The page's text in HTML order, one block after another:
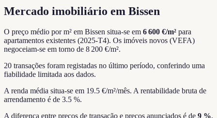
Mercado imobiliário em Bissen
O preço médio por m² em Bissen situa-se em 6 600 €/m² para
apartamentos existentes (2025-T4). Os imóveis novos (VEFA)
negoceiam-se em torno de 8 200 €/m².
20 transações foram registadas no último período, conferindo uma
fiabilidade limitada aos dados.
A renda média situa-se em 19.5 €/m²/mês. A rentabilidade bruta de
arrendamento é de 3.5 %.
A diferença entre preços de transação e preços anunciados é de 9 %,